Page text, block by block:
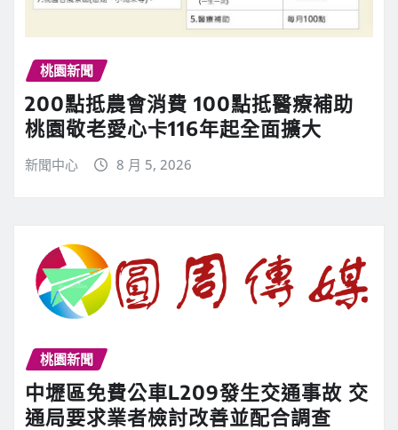
桃園新聞
200點抵農會消費 100點抵醫療補助
桃園敬老愛心卡116年起全面擴大
新聞中心 8 月 5, 2026
桃園新聞
中壢區免費公車L209發生交通事故 交
通局要求業者檢討改善並配合調查